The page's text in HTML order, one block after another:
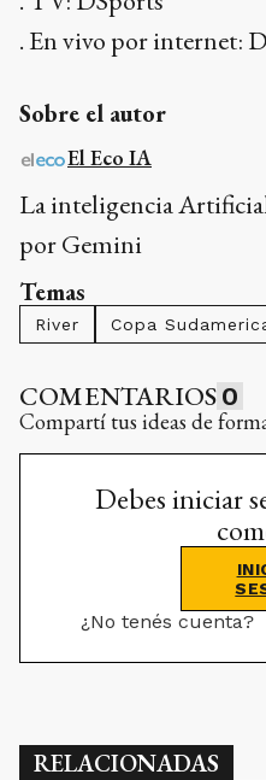
. En vivo por internet:
Sobre el autor
El Eco IA
La inteligencia
por Gemini
Temas
River Copa
COMENTARIOS 0
Compartí tus ideas de
Debes iniciar
¿No tenés cuenta?
RELACIONADAS